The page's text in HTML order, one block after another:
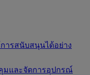
ารสนับสนุนได้อย่าง
มและจัดการอุปกรณ์